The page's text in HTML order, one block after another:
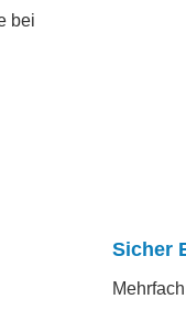
bei
Sicher